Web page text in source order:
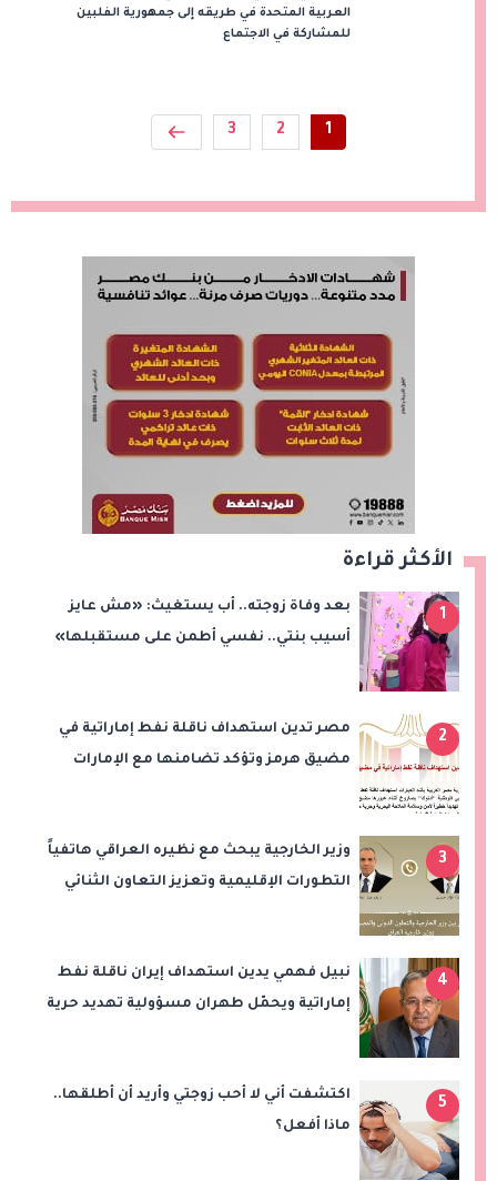
العربية المتحدة في طريقه إلى جمهورية الفلبين
للمشاركة في الاجتماع
1
2
3
الأكثر قراءة
1
بعد وفاة زوجته.. أب يستغيث: «مش عايز
أسيب بنتي.. نفسي أطمن على مستقبلها»
2
مصر تدين استهداف ناقلة نفط إماراتية في
مضيق هرمز وتؤكد تضامنها مع الإمارات
3
وزير الخارجية يبحث مع نظيره العراقي هاتفياً
التطورات الإقليمية وتعزيز التعاون الثنائي
4
نبيل فهمي يدين استهداف إيران ناقلة نفط
إماراتية ويحمّل طهران مسؤولية تهديد حرية
5
اكتشفت أني لا أحب زوجتي وأريد أن أطلقها..
ماذا أفعل؟